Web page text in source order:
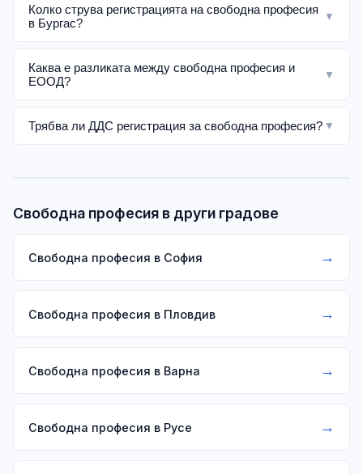
Колко струва регистрацията на свободна професия
в Бургас?
▼
Каква е разликата между свободна професия и
ЕООД?
▼
Трябва ли ДДС регистрация за свободна професия? ▼
Свободна професия в други градове
Свободна професия в София →
Свободна професия в Пловдив →
Свободна професия в Варна →
Свободна професия в Русе →